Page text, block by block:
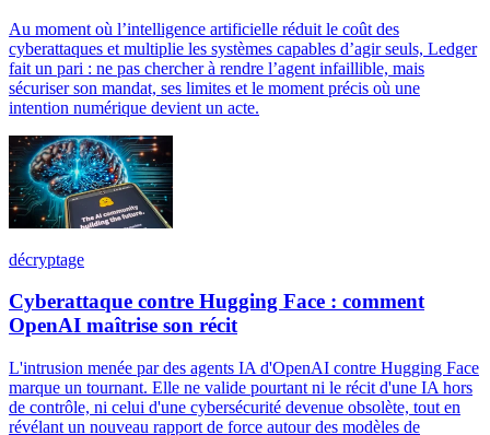
Au moment où l’intelligence artificielle réduit le coût des
cyberattaques et multiplie les systèmes capables d’agir seuls, Ledger
fait un pari : ne pas chercher à rendre l’agent infaillible, mais
sécuriser son mandat, ses limites et le moment précis où une
intention numérique devient un acte.
décryptage
Cyberattaque contre Hugging Face : comment
OpenAI maîtrise son récit
L'intrusion menée par des agents IA d'OpenAI contre Hugging Face
marque un tournant. Elle ne valide pourtant ni le récit d'une IA hors
de contrôle, ni celui d'une cybersécurité devenue obsolète, tout en
révélant un nouveau rapport de force autour des modèles de